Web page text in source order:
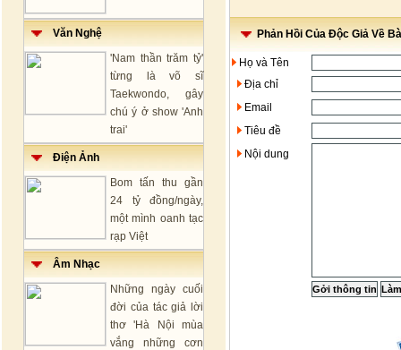
Văn Nghệ
'Nam thần trăm tỷ'
từng là võ sĩ
Taekwondo, gây
chú ý ở show 'Anh
trai'
Điện Ảnh
Bom tấn thu gần
24 tỷ đồng/ngày,
một mình oanh tạc
rạp Việt
Âm Nhạc
Những ngày cuối
đời của tác giả lời
thơ 'Hà Nội mùa
vắng những cơn
Phản Hồi Của Độc Giả Về
Họ và Tên
Địa chỉ
Email
Tiêu đề
Nội dung